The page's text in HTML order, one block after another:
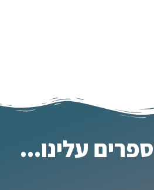
עלינו...